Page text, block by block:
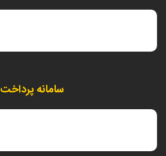
سامانه پرداخت